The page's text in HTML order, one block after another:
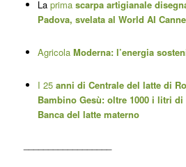
La primascarpa artigianale
Padova, svelata al World AI
Agricola Moderna: l’energia
I 25 anni di Centrale del latte di
Bambino Gesù: oltre 1000 i litri
Banca del latte materno